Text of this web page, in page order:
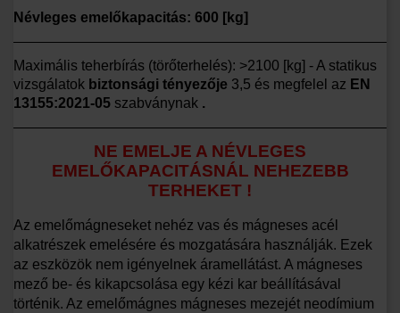
Névleges emelőkapacitás: 600 [kg]
Maximális teherbírás (törőterhelés): >2100 [kg] - A statikus
vizsgálatok biztonsági tényezője 3,5 és megfelel az EN
13155:2021-05 szabványnak .
NE EMELJE A NÉVLEGES
EMELŐKAPACITÁSNÁL NEHEZEBB
TERHEKET !
Az emelőmágneseket nehéz vas és mágneses acél
alkatrészek emelésére és mozgatására használják. Ezek
az eszközök nem igényelnek áramellátást. A mágneses
mező be- és kikapcsolása egy kézi kar beállításával
történik. Az emelőmágnes mágneses mezejét neodímium